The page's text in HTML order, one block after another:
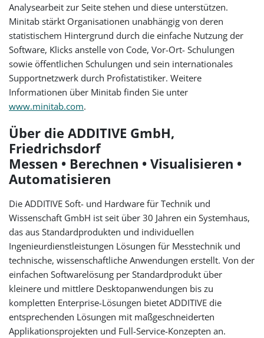
Analysearbeit zur Seite stehen und diese unterstützen.
Minitab stärkt Organisationen unabhängig von deren
statistischem Hintergrund durch die einfache Nutzung der
Software, Klicks anstelle von Code, Vor-Ort- Schulungen
sowie öffentlichen Schulungen und sein internationales
Supportnetzwerk durch Profistatistiker. Weitere
Informationen über Minitab finden Sie unter
www.minitab.com.
Über die ADDITIVE GmbH,
Friedrichsdorf
Messen • Berechnen • Visualisieren •
Automatisieren
Die ADDITIVE Soft- und Hardware für Technik und
Wissenschaft GmbH ist seit über 30 Jahren ein Systemhaus,
das aus Standardprodukten und individuellen
Ingenieurdienstleistungen Lösungen für Messtechnik und
technische, wissenschaftliche Anwendungen erstellt. Von der
einfachen Softwarelösung per Standardprodukt über
kleinere und mittlere Desktopanwendungen bis zu
kompletten Enterprise-Lösungen bietet ADDITIVE die
entsprechenden Lösungen mit maßgeschneiderten
Applikationsprojekten und Full-Service-Konzepten an.